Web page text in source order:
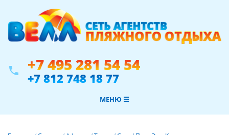
phone +7 495 281 54 54
+7 812 748 18 77
МЕНЮ ☰